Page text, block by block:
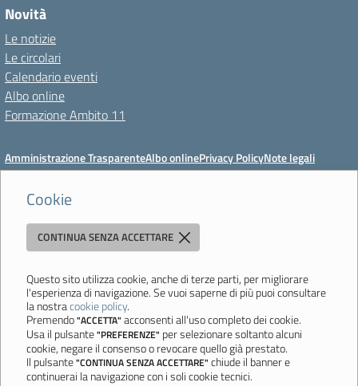
Cookie
CONTINUA SENZA ACCETTARE
Questo sito utilizza cookie, anche di terze parti, per migliorare
l'esperienza di navigazione. Se vuoi saperne di più puoi consultare
la nostracookie policy.
Premendo"ACCETTA" acconsenti all'uso completo dei cookie.
Usa il pulsante"PREFERENZE" per selezionare soltanto alcuni
cookie, negare il consenso o revocare quello già prestato.
Il pulsante"CONTINUA SENZA ACCETTARE" chiude il banner e
continuerai la navigazione con i soli cookie tecnici.
Novità
Le notizie
Le circolari
Calendario eventi
Albo online
Formazione Ambito 11
Amministrazione TrasparenteAlbo onlinePrivacy PolicyNote legali
Meccanismo di feedbackDichiarazioni di accessibilitàPreferenze cookie
Istituto di Istruzione Superiore 'Primo Levi'
764354 - Email:mois00200c@istruzione.it- PEC:
mois00200c@pec.istruzione.it
Codice meccanografico: mois00200c - C.F. 94058180368
Ultimo aggiornamento: Lunedì, 3 Agosto 2026 ore 12:05